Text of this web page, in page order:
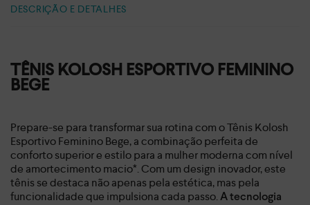
DESCRIÇÃO E DETALHES
TÊNIS KOLOSH ESPORTIVO FEMININO
BEGE
Prepare-se para transformar sua rotina com o Tênis Kolosh
Esportivo Feminino Bege, a combinação perfeita de
conforto superior e estilo para a mulher moderna com nível
de amortecimento macio*. Com um design inovador, este
tênis se destaca não apenas pela estética, mas pela
funcionalidade que impulsiona cada passo. A tecnologia